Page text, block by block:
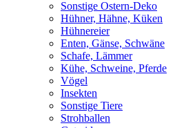
Sonstige Ostern-Deko
Hühner, Hähne, Küken
Hühnereier
Enten, Gänse, Schwäne
Schafe, Lämmer
Kühe, Schweine, Pferde
Vögel
Insekten
Sonstige Tiere
Strohballen